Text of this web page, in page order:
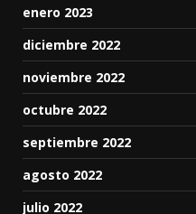
enero 2023
diciembre 2022
noviembre 2022
octubre 2022
septiembre 2022
agosto 2022
julio 2022